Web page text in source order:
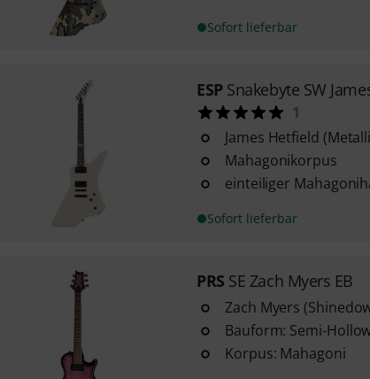
Sofort lieferbar
ESP Snakebyte SW
1
James Hetfield
Mahagonikorpus
einteiliger
Sofort lieferbar
PRS SE Zach Myers EB
Zach Myers
Bauform: Semi-
Korpus: Mahagoni